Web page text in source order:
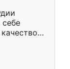
себе
почти